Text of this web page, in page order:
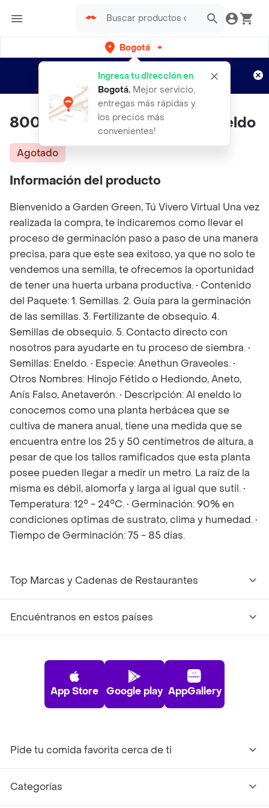
Bogotá
Ingresa tu dirección en
Bogotá. Mejor servicio,
entregas más rápidas y
los precios más
convenientes!
envíos gratis por semanas
Aplican TyC
800 Semillas Orgánicas De Eneldo
Agotado
Información del producto
Bienvenido a Garden Green, Tú Vivero Virtual Una vez
realizada la compra, te indicaremos como llevar el
proceso de germinación paso a paso de una manera
precisa, para que este sea exitoso, ya que no solo te
vendemos una semilla, te ofrecemos la oportunidad
de tener una huerta urbana productiva. • Contenido
del Paquete: 1. Semillas. 2. Guía para la germinación
de las semillas. 3. Fertilizante de obsequio. 4.
Semillas de obsequio. 5. Contacto directo con
nosotros para ayudarte en tu proceso de siembra. •
Semillas: Eneldo. • Especie: Anethun Graveoles. •
Otros Nombres: Hinojo Fétido o Hediondo, Aneto,
Anís Falso, Anetaverón. • Descripción: Al eneldo lo
conocemos como una planta herbácea que se
cultiva de manera anual, tiene una medida que se
encuentra entre los 25 y 50 centímetros de altura, a
pesar de que los tallos ramificados que esta planta
posee pueden llegar a medir un metro. La raíz de la
misma es débil, alomorfa y larga al igual que sutil. •
Temperatura: 12° - 24°C. • Germinación: 90% en
condiciones optimas de sustrato, clima y humedad. •
Tiempo de Germinación: 75 - 85 días.
Top Marcas y Cadenas de Restaurantes
Encuéntranos en estos países
App Store Google play AppGallery
Pide tu comida favorita cerca de ti
Categorías